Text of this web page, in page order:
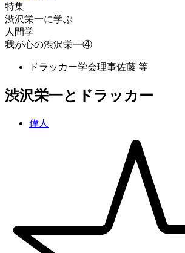
特集
渋沢栄一に学ぶ
人間学
我が心の渋沢栄一④
ドラッカー学会理事佐藤 等
渋沢栄一とドラッカー
偉人